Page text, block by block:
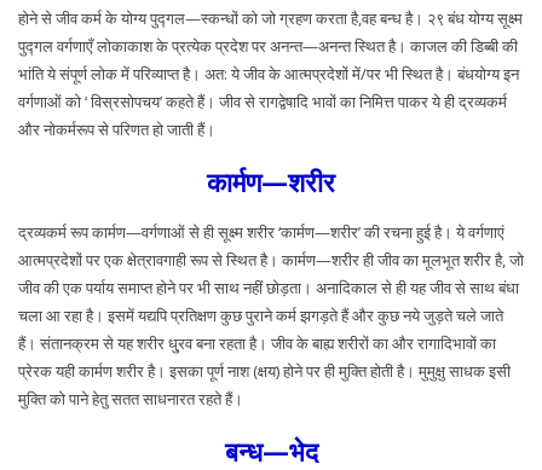
होने से जीव कर्म के योग्य पुद्गल—स्कन्धों को जो ग्रहण करता है,वह बन्ध है। २९ बंध योग्य सूक्ष्म
पुद्गल वर्गणाएँ लोकाकाश के प्रत्येक प्रदेश पर अनन्त—अनन्त स्थित है। काजल की डिब्बी की
भांति ये संपूर्ण लोक में परिव्याप्त है। अत: ये जीव के आत्मप्रदेशों में/पर भी स्थित है। बंधयोग्य इन
वर्गणाओं को ‘ विस्रसोपचय’ कहते हैं। जीव से रागद्वेषादि भावों का निमित्त पाकर ये ही द्रव्यकर्म
और नोकर्मरूप से परिणत हो जाती हैं।
कार्मण—शरीर
द्रव्यकर्म रूप कार्मण—वर्गणाओं से ही सूक्ष्म शरीर ‘कार्मण—शरीर’ की रचना हुई है। ये वर्गणाएं
आत्मप्रदेशों पर एक क्षेत्रावगाही रूप से स्थित है। कार्मण—शरीर ही जीव का मूलभूत शरीर है, जो
जीव की एक पर्याय समाप्त होने पर भी साथ नहीं छोड़ता। अनादिकाल से ही यह जीव से साथ बंधा
चला आ रहा है। इसमें यद्यपि प्रतिक्षण कुछ पुराने कर्म झगड़ते हैं और कुछ नये जुड़ते चले जाते
हैं। संतानक्रम से यह शरीर धु्रव बना रहता है। जीव के बाह्य शरीरों का और रागादिभावों का
प्रेरक यही कार्मण शरीर है। इसका पूर्ण नाश (क्षय) होने पर ही मुक्ति होती है। मुमुक्षु साधक इसी
मुक्ति को पाने हेतु सतत साधनारत रहते हैं।
बन्ध—भेद